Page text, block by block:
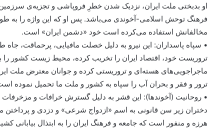
او بدبختی ملت ایران، نزدیک شدن خطرِ فروپاشی و تجزیه‌ی سرزمین
فرهنگ توحش اسلامی-آخوندی می‌باشد. پس او که این واژه را به
مخالفانش استفاده می‌کرده است خود «دشمن ایران» است.
• سپاه پاسداران: این نیرو به دلیل خصلت مافیایی، پرحماقت، جاه
تروریست خود، اقتصاد ایران را تخریب کرده، محیط زیست کشور را
ماجراجویی‌های هسته‌ای و تروریستی کرده و جوانان معترض ملت
ترور و فقر و بحران آب را سپاه به کشور و ملت ما تحمیل نموده
• روحانیت (آخوندها): این قشر به دلیل گسترش خرافات و مزخرفات
دختران زیر سن قانونی به اسم «ازدواج شرعی» و دزدی و
هرزه و منفور است که جامعه و فرهنگ ایران را به ابتذال بیابانی